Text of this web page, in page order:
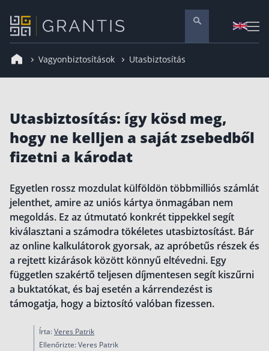
Önkéntes nyugdíjpénztár
Melyiket válaszd? Nyugdíjbiztosítás, NYESZ vagy
ÖNYP?
Nyugdíj tanácsadás 🪙
Nyugdíj megtakarítás – Így válassz
Magánnyugdíjpénztár összefoglaló
Nyugdíjkorhatár táblázat és útmutató
Nyugdíj kisokos – A magyar nyugdíjrendszer
működése
Egyszerű Állami Nyugdíjkalkulátor
Önkéntes Nyugdíjpénztárak hozamai
Nyugdíjbiztosítás
Vagyonbiztosítások Utasbiztosítás
Utasbiztosítás: így kösd meg,
hogy ne kelljen a saját zsebedből
fizetni a károdat
Egyetlen rossz mozdulat külföldön többmilliós számlát
jelenthet, amire az uniós kártya önmagában nem
megoldás. Ez az útmutató konkrét tippekkel segít
kiválasztani a számodra tökéletes utasbiztosítást. Bár
az online kalkulátorok gyorsak, az apróbetűs részek és
a rejtett kizárások között könnyű eltévedni. Egy
független szakértő teljesen díjmentesen segít kiszűrni
a buktatókat, és baj esetén a kárrendezést is
támogatja, hogy a biztosító valóban fizessen.
Írta:Veres Patrik
Ellenőrizte: Veres Patrik